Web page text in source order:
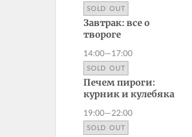
SOLD OUT
Завтрак: все о
твороге
14:00—17:00
SOLD OUT
Печем пироги:
курник и кулебяка
19:00—22:00
SOLD OUT